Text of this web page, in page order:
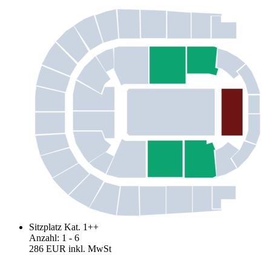
Sitzplatz Kat. 1++
Anzahl: 1 - 6
286 EUR inkl. MwSt